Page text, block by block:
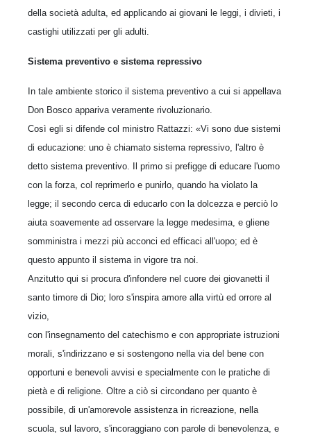
della società adulta, ed applicando ai giovani le leggi, i divieti, i
castighi utilizzati per gli adulti.
Sistema preventivo e sistema repressivo
In tale ambiente storico il sistema preventivo a cui si appellava
Don Bosco appariva veramente rivoluzionario.
Così egli si difende col ministro Rattazzi: «Vi sono due sistemi
di educazione: uno è chiamato sistema repressivo, l'altro è
detto sistema preventivo. Il primo si prefigge di educare l'uomo
con la forza, col reprimerlo e punirlo, quando ha violato la
legge; il secondo cerca di educarlo con la dolcezza e perciò lo
aiuta soavemente ad osservare la legge medesima, e gliene
somministra i mezzi più acconci ed efficaci all'uopo; ed è
questo appunto il sistema in vigore tra noi.
Anzitutto qui si procura d'infondere nel cuore dei giovanetti il
santo timore di Dio; loro s'inspira amore alla virtù ed orrore al
vizio,
con l'insegnamento del catechismo e con appropriate istruzioni
morali, s'indirizzano e si sostengono nella via del bene con
opportuni e benevoli avvisi e specialmente con le pratiche di
pietà e di religione. Oltre a ciò si circondano per quanto è
possibile, di un'amorevole assistenza in ricreazione, nella
scuola, sul lavoro, s'incoraggiano con parole di benevolenza, e